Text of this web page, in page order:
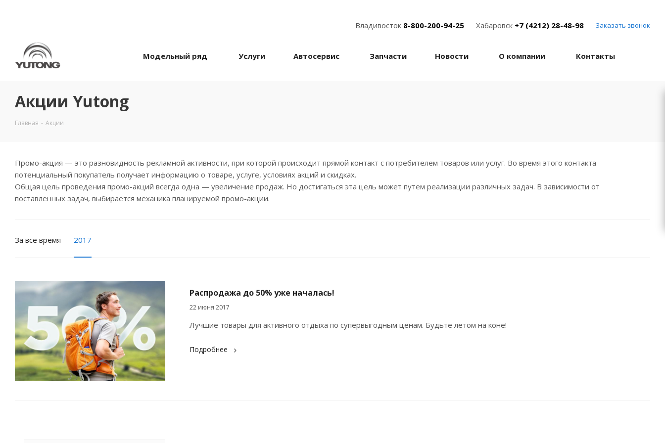
Владивосток 8-800-200-94-25 Хабаровск +7 (4212) 28-48-98 Заказать звонок
Модельный ряд Услуги Автосервис Запчасти Новости О компании Контакты
Акции Yutong
Главная - Акции
Промо-акция — это разновидность рекламной активности, при которой происходит прямой контакт с потребителем товаров или услуг. Во время этого контакта
потенциальный покупатель получает информацию о товаре, услуге, условиях акций и скидках.
Общая цель проведения промо-акций всегда одна — увеличение продаж. Но достигаться эта цель может путем реализации различных задач. В зависимости от
поставленных задач, выбирается механика планируемой промо-акции.
За все время 2017
Распродажа до 50% уже началась!
22 июня 2017
Лучшие товары для активного отдыха по супервыгодным ценам. Будьте летом на коне!
Подробнее